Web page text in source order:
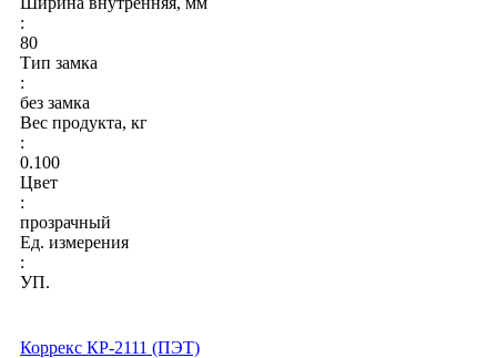
:
80
Тип замка
:
без замка
Вес продукта, кг
:
0.100
Цвет
:
прозрачный
Ед. измерения
:
УП.
Коррекс КР-2111 (ПЭТ)